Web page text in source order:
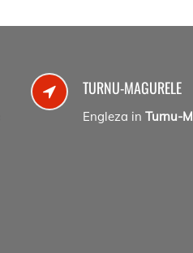
TURNU-MAGURELE
Engleza in Turnu-